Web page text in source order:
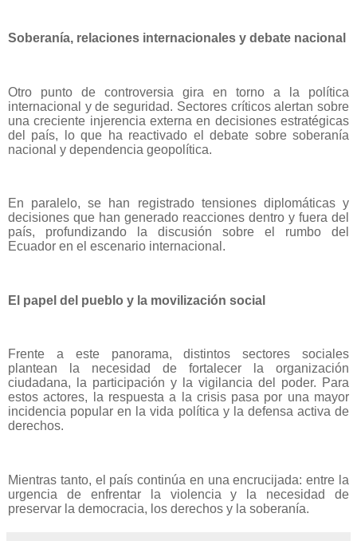
Soberanía, relaciones internacionales y debate nacional
Otro punto de controversia gira en torno a la política
internacional y de seguridad. Sectores críticos alertan sobre
una creciente injerencia externa en decisiones estratégicas
del país, lo que ha reactivado el debate sobre soberanía
nacional y dependencia geopolítica.
En paralelo, se han registrado tensiones diplomáticas y
decisiones que han generado reacciones dentro y fuera del
país, profundizando la discusión sobre el rumbo del
Ecuador en el escenario internacional.
El papel del pueblo y la movilización social
Frente a este panorama, distintos sectores sociales
plantean la necesidad de fortalecer la organización
ciudadana, la participación y la vigilancia del poder. Para
estos actores, la respuesta a la crisis pasa por una mayor
incidencia popular en la vida política y la defensa activa de
derechos.
Mientras tanto, el país continúa en una encrucijada: entre la
urgencia de enfrentar la violencia y la necesidad de
preservar la democracia, los derechos y la soberanía.